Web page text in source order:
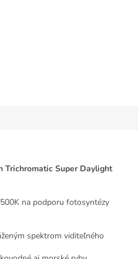
Trichromatic Super Daylight
na podporu fotosyntézy
spektrom viditeľného